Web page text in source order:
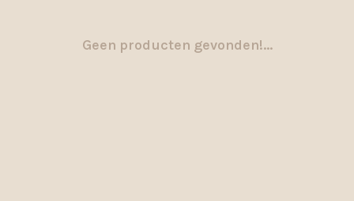
Geen producten gevonden!...